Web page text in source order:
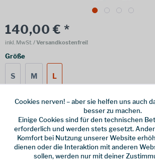
140,00 € *
inkl. MwSt./ Versandkostenfrei!
Größe
S M L
Online bestellen
vorrätig | Lieferzeit 1-3 Werktage
In denWarenkorb
Cookies nerven! – aber sie helfen uns auch
besser zu machen.
Einige Cookies sind für den technischen
erforderlich und werden stets gesetzt.
Komfort bei Nutzung unserer Website
dienen oder die Interaktion mit anderen
sollen, werden nur mit deiner